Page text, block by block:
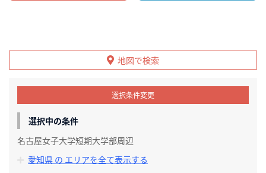
地図で検索
選択条件変更
選択中の条件
名古屋女子大学短期大学部周辺
愛知県 の エリアを全て表示する